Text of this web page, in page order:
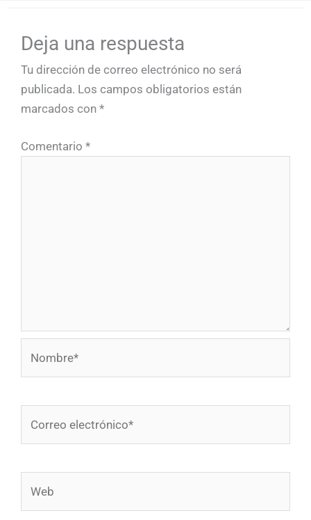
Deja una respuesta
Tu dirección de correo electrónico no será
publicada. Los campos obligatorios están
marcados con *
Comentario *